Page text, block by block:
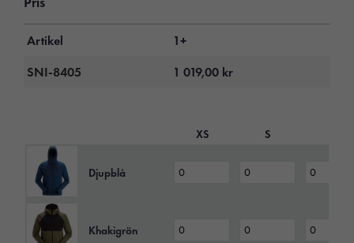
Artikel
1+
SNI-8405
1 019,00 kr
XS S
Djupblå
Khakigrön